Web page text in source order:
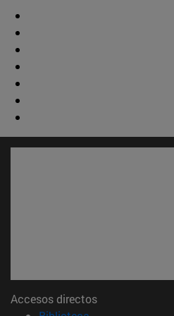
Accesos directos